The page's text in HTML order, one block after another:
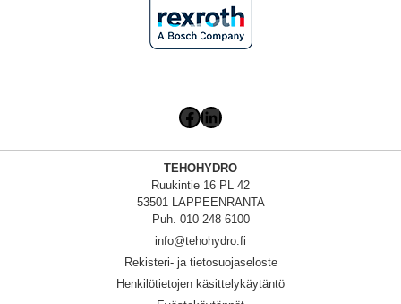
Facebook
LinkedIn
TEHOHYDRO
Ruukintie 16 PL 42
53501 LAPPEENRANTA
Puh. 010 248 6100
info@tehohydro.fi
Rekisteri- ja tietosuojaseloste
Henkilötietojen käsittelykäytäntö